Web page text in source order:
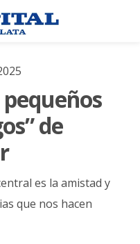
de
es la amistad y
que nos hacen